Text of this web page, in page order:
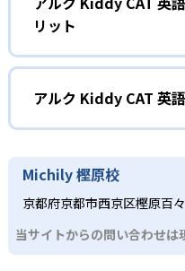
習意欲を高める仕掛けが
2歳から中学生まで
ュラム
2～3歳向けのプリコース
達ステージに合わせた学
学児の敏感期に合わせた
→「自分のことを話す」
クス（アルファベットの
学生のタスクベース学習
むことで、外国語のコミ
プリコースは2～3歳児を
親子で一緒にDVD『アル
ニメを体験し、アクティ
やリズムに親しむ。週1
学べる仕組みとなってお
深めながら英語感覚を養
聞く」→「声に出す」→「
を通じてセンテンス（1
リット
どんな
アルクKiddy CAT英語教
段階に応じた豊富なコー
階的かつ総合的に「聞く
語4技能を伸ばせる点であ
ナル教材や「音が出るペ
める教育方法）など多彩
がら実践的な英語運用力
る教室網があり、無料体
トを受けられる。少人数
アルク Kiddy CAT 英
アルクKiddy CAT英語教室
ていない。
Michily 樫原校
京都府京都市西京区樫原百
当サイトからの問い合わせは